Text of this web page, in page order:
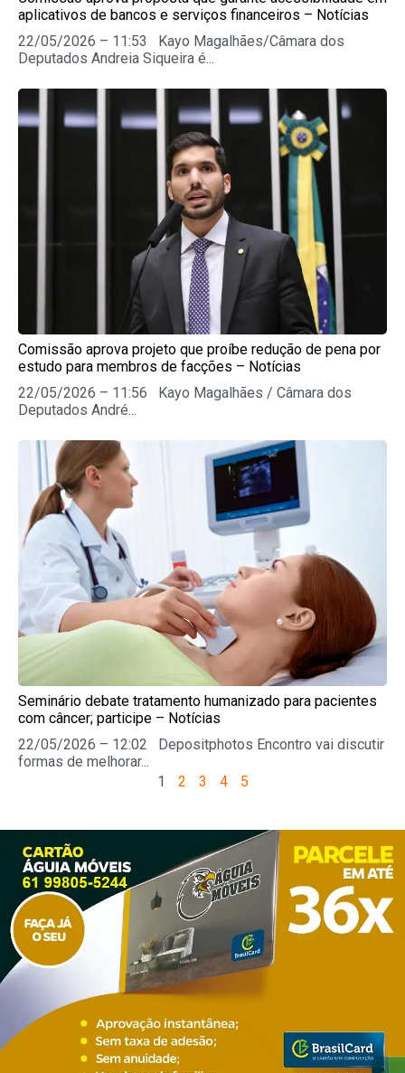
aplicativos de bancos e serviços financeiros – Notícias
22/05/2026 – 11:53 Kayo Magalhães/Câmara dos
Deputados Andreia Siqueira é...
Comissão aprova projeto que proíbe redução de pena por
estudo para membros de facções – Notícias
22/05/2026 – 11:56 Kayo Magalhães / Câmara dos
Deputados André...
Seminário debate tratamento humanizado para pacientes
com câncer; participe – Notícias
22/05/2026 – 12:02 Depositphotos Encontro vai discutir
formas de melhorar...
1
2 3 4 5